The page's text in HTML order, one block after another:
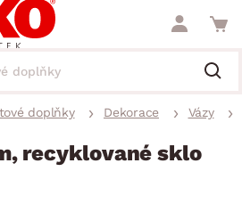
doplňky Dekorace Vázy
recyklované sklo